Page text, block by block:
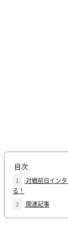
目次
1
対戦前日イン
る！
2
関連記事